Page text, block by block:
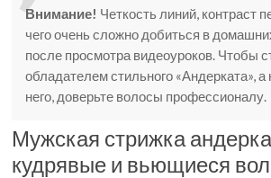
Внимание! Четкость линий, контраст
чего очень сложно добиться в
после просмотра видеоуроков. Чтобы
обладателем стильного «Андерката», а
него, доверьте волосы профессионалу.
Мужская стрижка
кудрявые и вьющиеся